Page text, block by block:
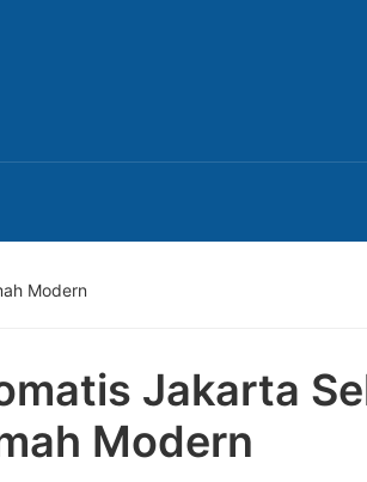
Modern
Jakarta
Modern